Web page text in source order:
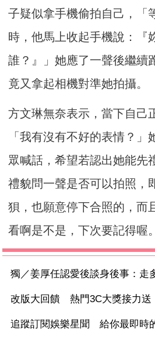
子疑似拿手機偷拍自己，「
時，他馬上收起手機說：『
誰？』」她應了一聲後繼續
竟又拿起相機對準她拍攝。
方文琳無奈表示，當下自己
「我有沒有不好的表情？」
眾喊話，希望若認出她能先
禮貌問一聲是否可以拍照，
狽，也願意停下合照的，而
看啊是不是，下次要記得喔
獨／姜厚任認愛後談身後事：走
改版大回饋 熱門3C大獎接力送
追蹤訂閱娛樂星聞 給你最即時